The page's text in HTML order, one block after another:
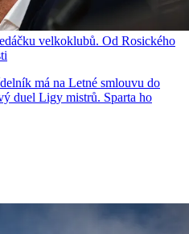
velkoklubů. Od Rosického
má na Letné smlouvu do
duel Ligy mistrů. Sparta ho